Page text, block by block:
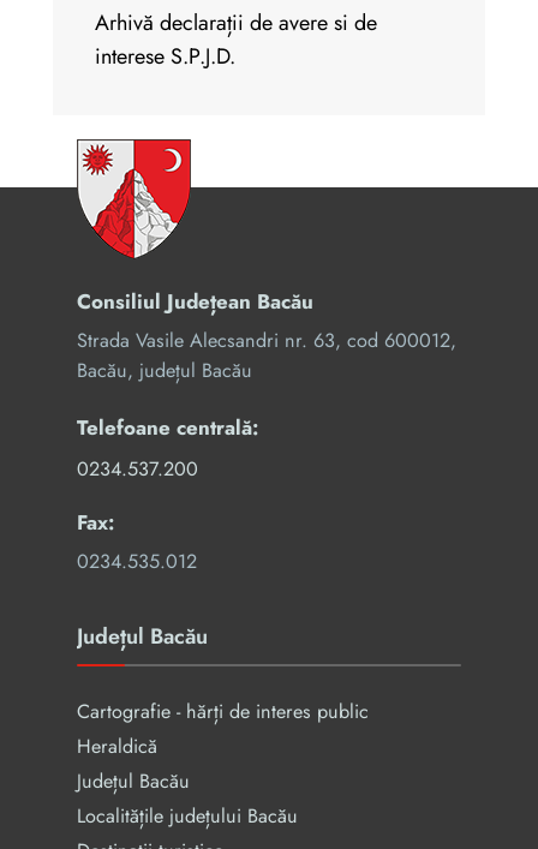
Arhivă declarații de avere si de
interese S.P.J.D.
Consiliul Județean Bacău
Strada Vasile Alecsandri nr. 63, cod 600012,
Bacău, județul Bacău
Telefoane centrală:
0234.537.200
Fax:
0234.535.012
Județul Bacău
Cartografie - hărți de interes public
Heraldică
Județul Bacău
Localitățile județului Bacău